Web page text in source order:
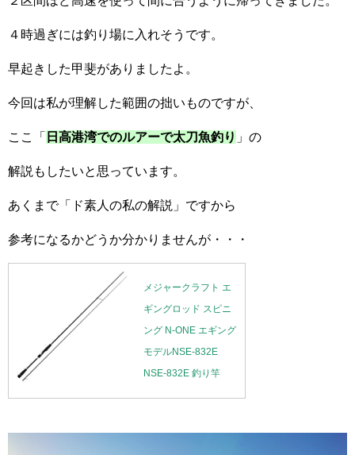
４時過ぎには釣り場に入れそうです。
早起きした甲斐がありましたよ。
今回は私が理解した範囲の拙いものですが、
ここ「 日高港湾でのルアーで太刀魚釣り 」の
解説もしたいと思っています。
あくまで「ド素人の私の解説」ですから
参考になるかどうか分かりませんが・・・
メジャークラフト エ
ギングロッド スピニ
ング N-ONE エギング
モデルNSE-832E
NSE-832E 釣り竿